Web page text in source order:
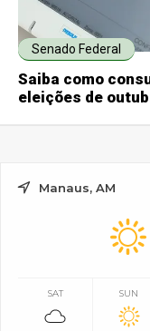
Senado Federal
Saiba como
eleições de
Manaus, AM
SAT SUN